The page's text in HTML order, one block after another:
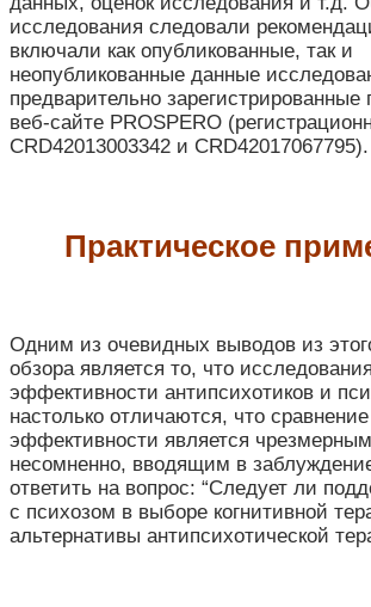
исследования следовали
включали как опубликованные, так и
неопубликованные данные
предварительно зарегистрированные
веб-сайте PROSPERO
CRD42013003342 и CRD42017067795).
Практическое
Одним из очевидных выводов из
обзора является то, что исследования
эффективности антипсихотиков и
настолько отличаются, что
эффективности является
несомненно, вводящим в
ответить на вопрос: “Следует ли
с психозом в выборе когнитивной
альтернативы антипсихотической